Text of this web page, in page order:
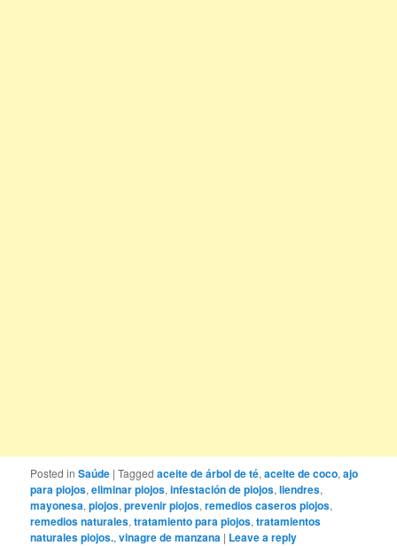
Posted in Saúde |Tagged aceite de árbol de té,aceite de coco,ajo
para piojos,eliminar piojos,infestación de piojos,liendres,
mayonesa,piojos,prevenir piojos,remedios caseros piojos,
remedios naturales,tratamiento para piojos,tratamientos
naturales piojos.,vinagre de manzana | Leave a reply